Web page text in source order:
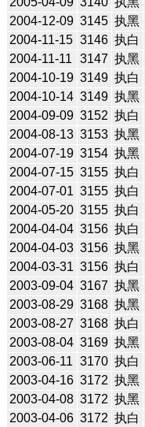
2004-12-09 3145 执黑
2004-11-15 3146 执白
2004-11-11
3147 执黑
2004-10-19 3149 执白
2004-10-14 3149 执黑
2004-09-09 3152 执白
2004-08-13 3153 执黑
2004-07-19 3154 执黑
2004-07-15 3155 执白
2004-07-01 3155 执白
2004-05-20 3155 执白
2004-04-04 3156 执白
2004-04-03 3156 执黑
2004-03-31 3156 执白
2003-09-04 3167 执黑
2003-08-29 3168 执黑
2003-08-27 3168 执白
2003-08-04 3169 执黑
2003-06-11 3170 执白
2003-04-16 3172 执黑
2003-04-08 3172 执黑
2003-04-06 3172 执白